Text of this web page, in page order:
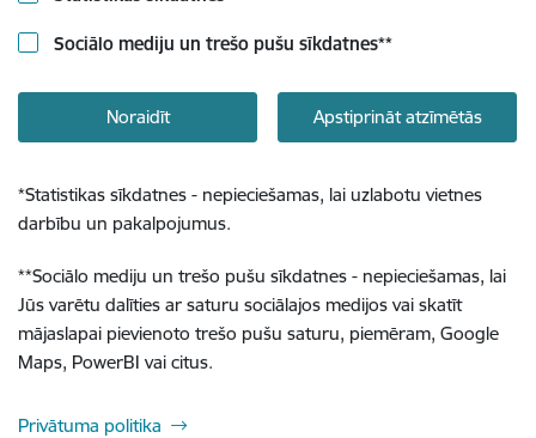
Sociālo mediju un trešo pušu sīkdatnes**
Noraidīt Apstiprināt atzīmētās
*Statistikas sīkdatnes - nepieciešamas, lai uzlabotu vietnes
darbību un pakalpojumus.
**Sociālo mediju un trešo pušu sīkdatnes - nepieciešamas, lai
Jūs varētu dalīties ar saturu sociālajos medijos vai skatīt
mājaslapai pievienoto trešo pušu saturu, piemēram, Google
Maps, PowerBI vai citus.
Privātuma politika